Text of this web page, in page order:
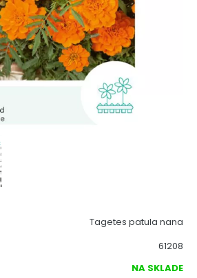
Tagetes patula nana
61208
NA SKLADE